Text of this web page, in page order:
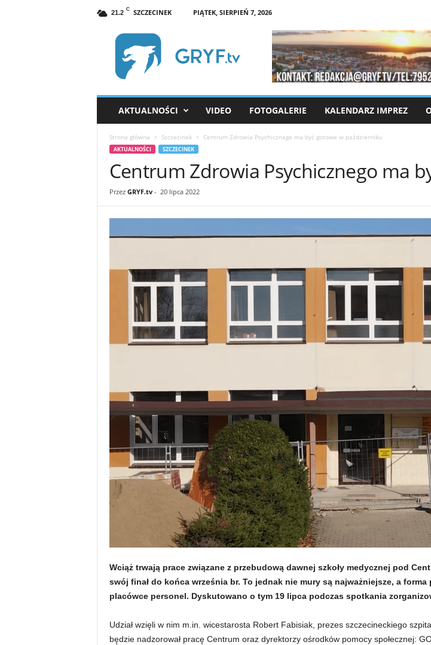
21.2 C SZCZECINEK
PIĄTEK, SIERPIEŃ 7, 2026
n
AKTUALNOŚCI VIDEO FOTOGALERIE KALENDARZ IMPREZ
Strona główna Szczecinek Centrum Zdrowia Psychicznego ma być gotowe w październiku
AKTUALNOŚCI SZCZECINEK
Centrum Zdrowia Psychicznego ma
Przez GRYF.tv- 20 lipca 2022
Wciąż trwają prace związane z przebudową dawnej szkoły medycznej pod
swój finał do końca września br. To jednak nie mury są najważniejsze, a
placówce personel. Dyskutowano o tym 19 lipca podczas spotkania
Udział wzięli w nim m.in. wicestarosta Robert Fabisiak, prezes szczecineckiego
będzie nadzorował pracę Centrum oraz dyrektorzy ośrodków pomocy społecznej: